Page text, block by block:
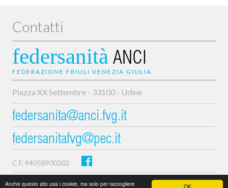
OK
Anche questo sito usa i cookie, ma solo per raccogliere
Contatti
federsanità ANCI
FEDERAZIONE FRIULI VENEZIA GIULIA
Piazza XX Settembre - 33100 - Udine
federsanita@anci.fvg.it
federsanitafvg@pec.it
C.F. 94058900302
Privacy e cookie policy